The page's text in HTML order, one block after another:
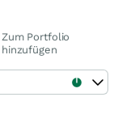
Zum Portfolio
hinzufügen